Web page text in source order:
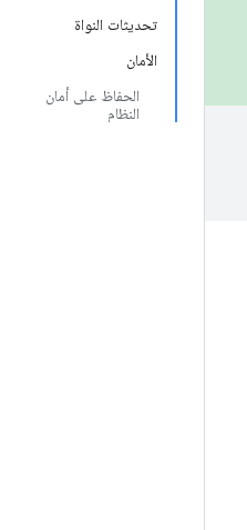
تحديثات النواة
الأمان
الحفاظ على أمان
النظام